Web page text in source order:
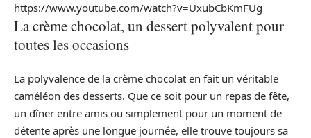
https://www.youtube.com/watch?v=UxubCbKmFUg
La crème chocolat, un dessert polyvalent pour
toutes les occasions
La polyvalence de la crème chocolat en fait un véritable
caméléon des desserts. Que ce soit pour un repas de fête,
un dîner entre amis ou simplement pour un moment de
détente après une longue journée, elle trouve toujours sa